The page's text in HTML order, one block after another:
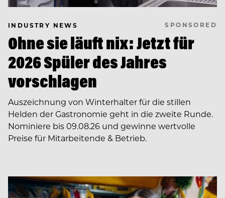
INDUSTRY NEWS SPONSORED
Ohne sie läuft nix: Jetzt für
2026 Spüler des Jahres
vorschlagen
Auszeichnung von Winterhalter für die stillen
Helden der Gastronomie geht in die zweite Runde.
Nominiere bis 09.08.26 und gewinne wertvolle
Preise für Mitarbeitende & Betrieb.